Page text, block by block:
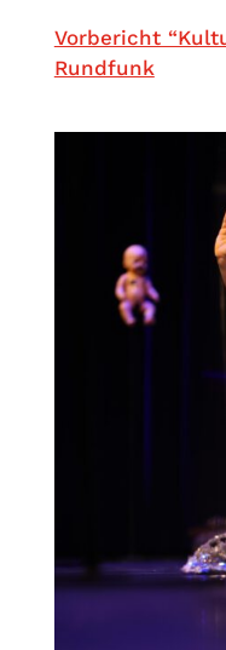
Vorbericht
Rundfunk